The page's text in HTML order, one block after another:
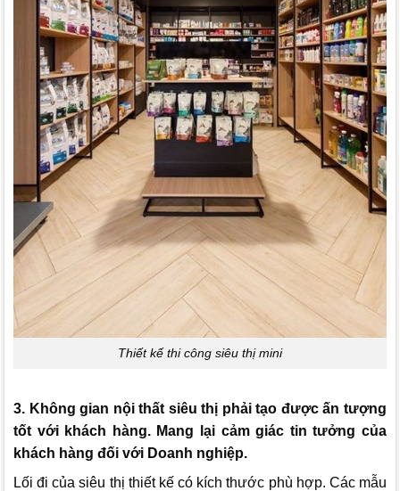
Thiết kế thi công siêu thị mini
3. Không gian nội thất siêu thị phải tạo được ấn tượng
tốt với khách hàng. Mang lại cảm giác tin tưởng của
khách hàng đối với Doanh nghiệp.
Lối đi của siêu thị thiết kế có kích thước phù hợp. Các mẫu